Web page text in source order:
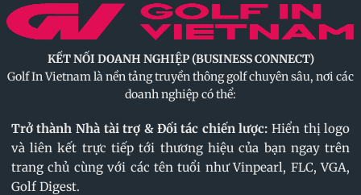
KẾT NỐI DOANH NGHIỆP (BUSINESS CONNECT)
Golf In Vietnam là nền tảng truyền thông golf chuyên sâu, nơi các
doanh nghiệp có thể:
Trở thành Nhà tài trợ & Đối tác chiến lược: Hiển thị logo
và liên kết trực tiếp tới thương hiệu của bạn ngay trên
trang chủ cùng với các tên tuổi như Vinpearl, FLC, VGA,
Golf Digest.